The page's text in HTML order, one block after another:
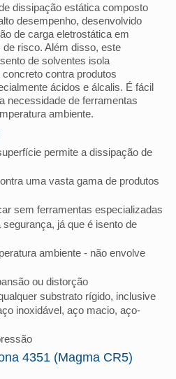
dissipação estática composto
desempenho, desenvolvido
de carga eletrostática em
risco. Além disso, este
de solventes isola
contra produtos
ácidos e álcalis. É fácil
necessidade de ferramentas
ambiente.
permite a dissipação de
uma vasta gama de produtos
sem ferramentas especializadas
já que é isento de
ambiente - não envolve
ou distorção
substrato rígido, inclusive
inoxidável, aço macio, aço-
4351 (Magma CR5)